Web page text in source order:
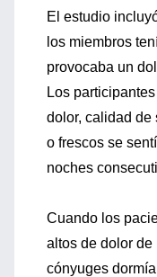
El estudio
los miembros
provocaba un
Los
dolor, calidad de
o frescos se
noches
Cuando los
altos de dolor
cónyuges